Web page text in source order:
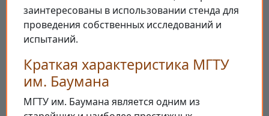
заинтересованы в использовании стенда для
проведения собственных исследований и
испытаний.
Краткая характеристика МГТУ
им. Баумана
МГТУ им. Баумана является одним из